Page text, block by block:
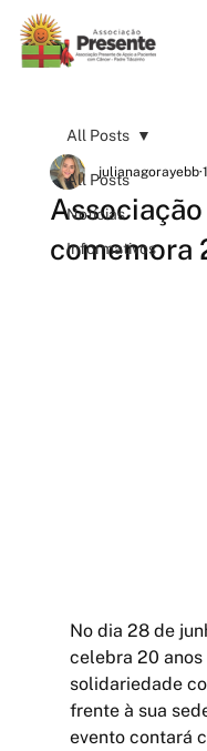
All Posts
Notícias
Informativos
All Posts
comemora
julianagorayebb
No dia 28 de
celebra 20
solidariedade
frente à sua
evento contará